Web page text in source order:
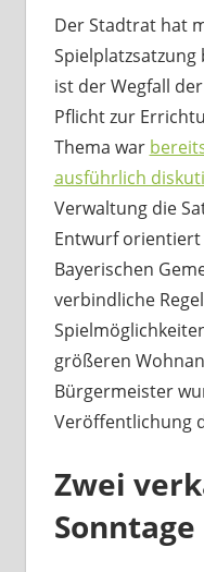
Der Stadtrat hat
ist der Wegfall
Pflicht zur
Thema war
ausführlich
Verwaltung die
Entwurf orientiert
Bayerischen
verbindliche
größeren
Bürgermeister
Veröffentlichung
Zwei
Sonntage